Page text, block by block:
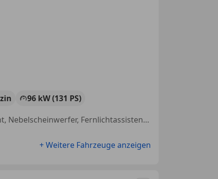
96 kW (131 PS)
Sportfahrwerk, Schlüssellose Zentralverriegelung, Totwinkel-Assistent, Nebelscheinwerfer, Fernlichtassistent, Pannenkit, Einparkhilfe Sensoren vorne, USB
+ Weitere Fahrzeuge anzeigen